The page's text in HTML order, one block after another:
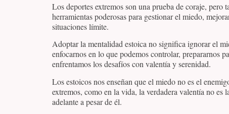
Los deportes extremos son una prueba de coraje,
herramientas poderosas para gestionar el miedo,
situaciones límite.
Adoptar la mentalidad estoica no significa ignorar el
enfocarnos en lo que podemos controlar, prepararnos
enfrentamos los desafíos con valentía y serenidad.
Los estoicos nos enseñan que el miedo no es el
extremos, como en la vida, la verdadera valentía no es
adelante a pesar de él.